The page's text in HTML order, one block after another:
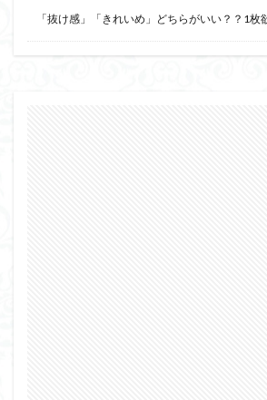
「抜け感」「きれいめ」どちらがいい？？1枚